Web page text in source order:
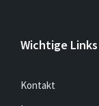
Wichtige Links
Kontakt